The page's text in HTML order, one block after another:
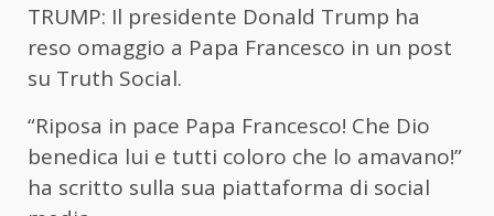
TRUMP: Il presidente Donald Trump ha
reso omaggio a Papa Francesco in un post
su Truth Social.
“Riposa in pace Papa Francesco! Che Dio
benedica lui e tutti coloro che lo amavano!”
ha scritto sulla sua piattaforma di social